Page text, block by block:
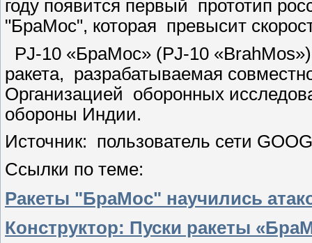
году появится первый прототип
"БраМос", которая превысит
PJ-10 «БраМос» (PJ-10
ракета, разрабатываемая
Организацией оборонных
обороны Индии.
Источник: пользователь сети
Ссылки по теме:
Ракеты "БраМос" научились
Конструктор: Пуски ракеты